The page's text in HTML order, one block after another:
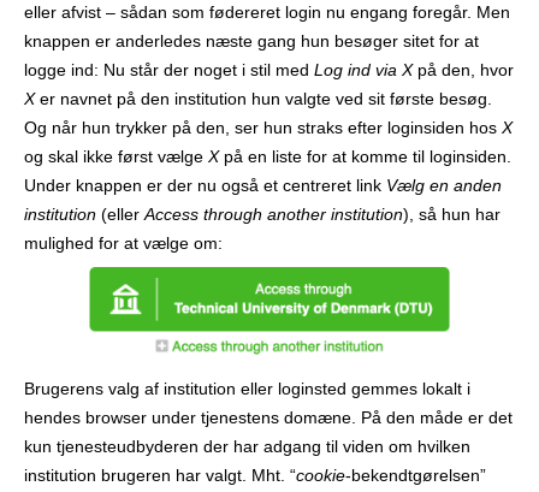
eller afvist – sådan som fødereret login nu engang foregår. Men
knappen er anderledes næste gang hun besøger sitet for at
logge ind: Nu står der noget i stil med Log ind via Xpå den, hvor
Xer navnet på den institution hun valgte ved sit første besøg.
Og når hun trykker på den, ser hun straks efter loginsiden hos X
og skal ikke først vælge Xpå en liste for at komme til loginsiden.
Under knappen er der nu også et centreret link Vælg en anden
institution (eller Access through another institution), så hun har
mulighed for at vælge om:
Brugerens valg af institution eller loginsted gemmes lokalt i
hendes browser under tjenestens domæne. På den måde er det
kun tjenesteudbyderen der har adgang til viden om hvilken
institution brugeren har valgt. Mht. “cookie-bekendtgørelsen”